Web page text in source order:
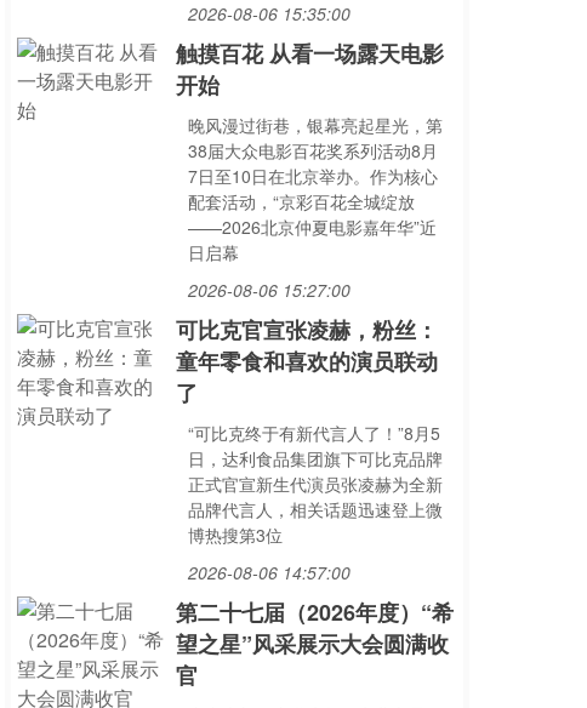
2026-08-06 15:35:00
触摸百花 从看一场露天电影
开始
晚风漫过街巷，银幕亮起星光，第
38届大众电影百花奖系列活动8月
7日至10日在北京举办。作为核心
配套活动，“京彩百花全城绽放
——2026北京仲夏电影嘉年华”近
日启幕
2026-08-06 15:27:00
可比克官宣张凌赫，粉丝：
童年零食和喜欢的演员联动
了
“可比克终于有新代言人了！”8月5
日，达利食品集团旗下可比克品牌
正式官宣新生代演员张凌赫为全新
品牌代言人，相关话题迅速登上微
博热搜第3位
2026-08-06 14:57:00
第二十七届（2026年度）“希
望之星”风采展示大会圆满收
官